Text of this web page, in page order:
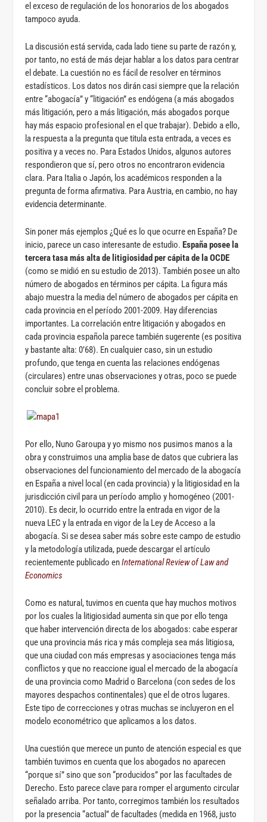
el exceso de regulación de los honorarios de los abogados
tampoco ayuda.
La discusión está servida, cada lado tiene su parte de razón y,
por tanto, no está de más dejar hablar a los datos para centrar
el debate. La cuestión no es fácil de resolver en términos
estadísticos. Los datos nos dirán casi siempre que la relación
entre “abogacía” y “litigación” es endógena (a más abogados
más litigación, pero a más litigación, más abogados porque
hay más espacio profesional en el que trabajar). Debido a ello,
la respuesta a la pregunta que titula esta entrada, a veces es
positiva y a veces no. Para Estados Unidos, algunos autores
respondieron que sí, pero otros no encontraron evidencia
clara. Para Italia o Japón, los académicos responden a la
pregunta de forma afirmativa. Para Austria, en cambio, no hay
evidencia determinante.
Sin poner más ejemplos ¿Qué es lo que ocurre en España? De
inicio, parece un caso interesante de estudio. España posee la
tercera tasa más alta de litigiosidad per cápita de la OCDE
(como se midió en su estudio de 2013). También posee un alto
número de abogados en términos per cápita. La figura más
abajo muestra la media del número de abogados per cápita en
cada provincia en el período 2001-2009. Hay diferencias
importantes. La correlación entre litigación y abogados en
cada provincia española parece también sugerente (es positiva
y bastante alta: 0’68). En cualquier caso, sin un estudio
profundo, que tenga en cuenta las relaciones endógenas
(circulares) entre unas observaciones y otras, poco se puede
concluir sobre el problema.
Por ello, Nuno Garoupa y yo mismo nos pusimos manos a la
obra y construimos una amplia base de datos que cubriera las
observaciones del funcionamiento del mercado de la abogacía
en España a nivel local (en cada provincia) y la litigiosidad en la
jurisdicción civil para un período amplio y homogéneo (2001-
2010). Es decir, lo ocurrido entre la entrada en vigor de la
nueva LEC y la entrada en vigor de la Ley de Acceso a la
abogacía. Si se desea saber más sobre este campo de estudio
y la metodología utilizada, puede descargar el artículo
recientemente publicado enInternational Review of Law and
Economics
Como es natural, tuvimos en cuenta que hay muchos motivos
por los cuales la litigiosidad aumenta sin que por ello tenga
que haber intervención directa de los abogados: cabe esperar
que una provincia más rica y más compleja sea más litigiosa,
que una ciudad con más empresas y asociaciones tenga más
conflictos y que no reaccione igual el mercado de la abogacía
de una provincia como Madrid o Barcelona (con sedes de los
mayores despachos continentales) que el de otros lugares.
Este tipo de correcciones y otras muchas se incluyeron en el
modelo econométrico que aplicamos a los datos.
Una cuestión que merece un punto de atención especial es que
también tuvimos en cuenta que los abogados no aparecen
“porque sí” sino que son “producidos” por las facultades de
Derecho. Esto parece clave para romper el argumento circular
señalado arriba. Por tanto, corregimos también los resultados
por la presencia “actual” de facultades (medida en 1968, justo